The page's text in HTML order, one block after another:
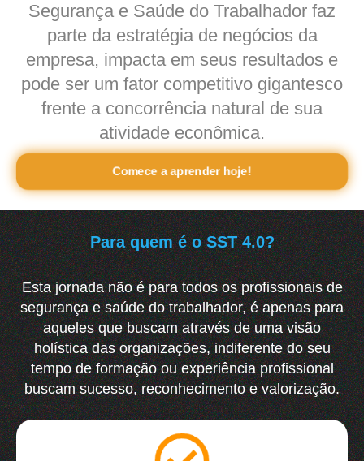
Segurança e Saúde do Trabalhador faz
parte da estratégia de negócios da
empresa, impacta em seus resultados e
pode ser um fator competitivo gigantesco
frente a concorrência natural de sua
atividade econômica.
Comece a aprender hoje!
Para quem é o SST 4.0?
Esta jornada não é para todos os profissionais de
segurança e saúde do trabalhador, é apenas para
aqueles que buscam através de uma visão
holística das organizações, indiferente do seu
tempo de formação ou experiência profissional
buscam sucesso, reconhecimento e valorização.